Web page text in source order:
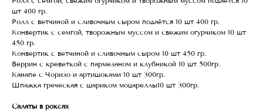
шт 400 гр.
Ролл с ветчиной и сливочным сыром подаётся 10 шт 400 гр.
Конвертик с семгой, творожным муссом и свежим огурчиком 10 шт
450 гр.
Конвертик с ветчиной и сливочным сыром 10 шт 450 гр.
Веррин с креветкой с пармезаном и клубникой 10 шт 500гр.
Канапе с Чоризо и артишоками 10 шт 300гр.
Шпажка греческая с шариком моцареллы10 шт 300гр.
Салаты в роксах